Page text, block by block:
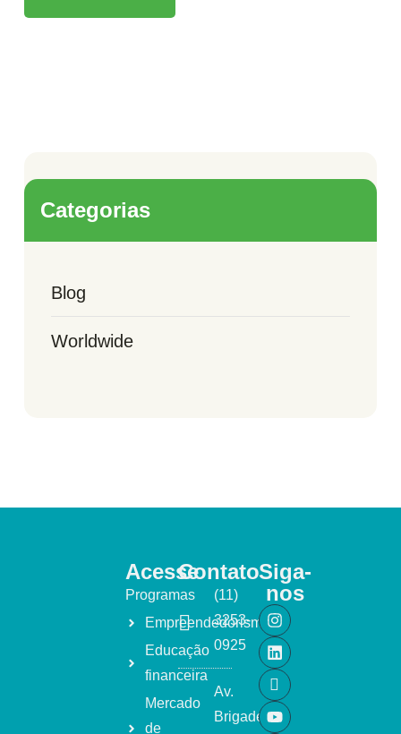
Categorias
Blog
Worldwide
Acesse
Programas
Empreendedorismo
Educação
financeira
Mercado
de
Contato
(11)
3253-
0925
Av.
Brigadeiro
Siga-
nos